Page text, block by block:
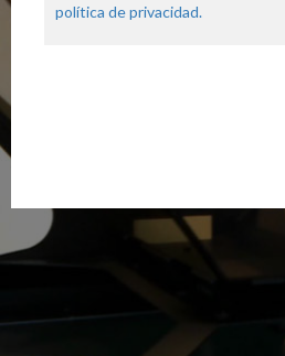
política de privacidad.